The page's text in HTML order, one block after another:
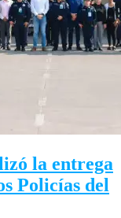
la entrega
Policías del